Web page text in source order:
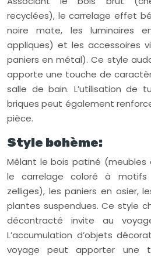
recyclées), le carrelage effet
noire mate, les luminaires
appliques) et les accessoires
paniers en métal). Ce style
apporte une touche de
salle de bain. L’utilisation de
briques peut également
pièce.
Style bohème:
Mêlant le bois patiné (meubles
le carrelage coloré à motifs
zelliges), les paniers en osier,
plantes suspendues. Ce style
décontracté invite au
L’accumulation d’objets
voyage peut apporter une